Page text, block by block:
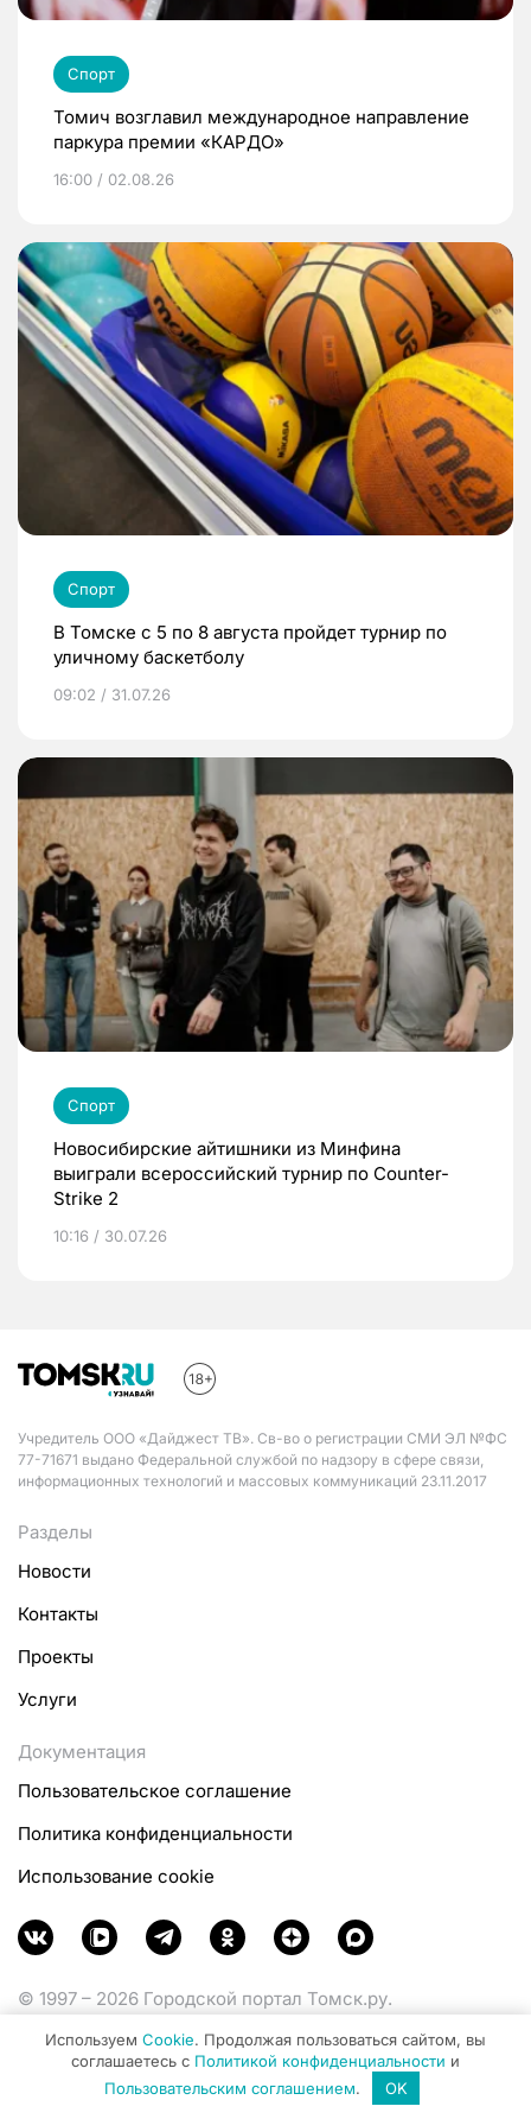
Спорт
Томич возглавил международное направление
паркура премии «КАРДО»
16:00 / 02.08.26
Спорт
В Томске с 5 по 8 августа пройдет турнир по
уличному баскетболу
09:02 / 31.07.26
Спорт
Новосибирские айтишники из Минфина
выиграли всероссийский турнир по Counter-
Strike 2
10:16 / 30.07.26
Учредитель ООО «Дайджест ТВ». Св-во о регистрации СМИ ЭЛ №ФС
77-71671 выдано Федеральной службой по надзору в сфере связи,
информационных технологий и массовых коммуникаций 23.11.2017
Разделы
Новости
Контакты
Проекты
Услуги
Документация
Пользовательское соглашение
Политика конфиденциальности
Использование cookie
© 1997 – 2026 Городской портал Томск.ру.
Министерства цифрового развития, связи и массовых
коммуникаций Российской Федерации.
Используем Cookie. Продолжая пользоваться сайтом, вы
соглашаетесь с Политикой конфиденциальности и
Пользовательским соглашением. OK